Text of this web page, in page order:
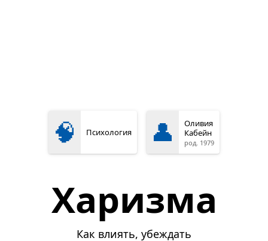
🧠 Психология 👤
Оливия
Кабейн
род. 1979
Харизма
Как влиять, убеждать